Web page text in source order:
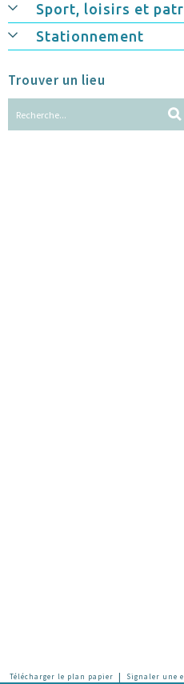
Sport, loisirs et
Stationnement
Trouver un lieu
Télécharger le plan papier | Signaler une